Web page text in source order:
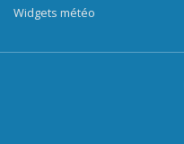
Widgets météo